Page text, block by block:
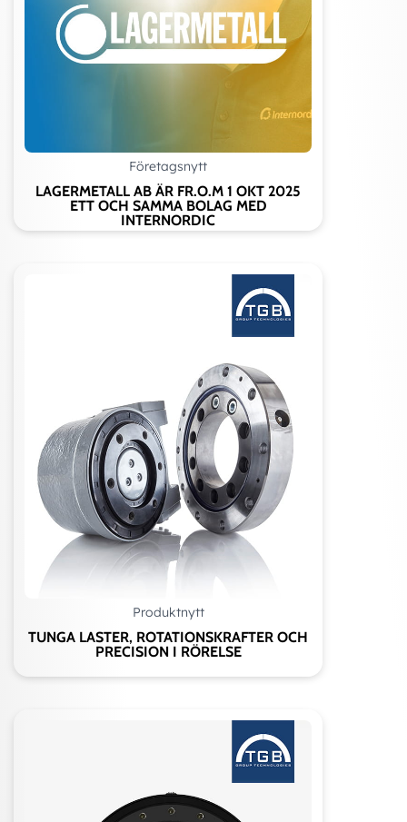
Företagsnytt
LAGERMETALL AB ÄR FR.O.M 1 OKT 2025
ETT OCH SAMMA BOLAG MED
INTERNORDIC
Produktnytt
TUNGA LASTER, ROTATIONSKRAFTER OCH
PRECISION I RÖRELSE